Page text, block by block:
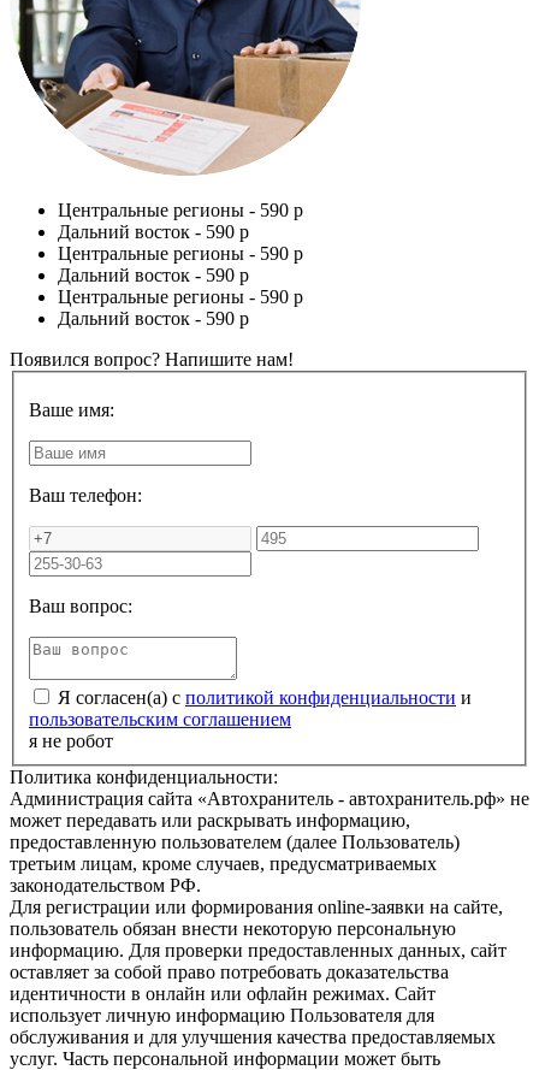
Центральные регионы - 590 р
Дальний восток - 590 р
Центральные регионы - 590 р
Дальний восток - 590 р
Центральные регионы - 590 р
Дальний восток - 590 р
Появился вопрос? Напишите нам!
Ваше имя:
Ваш телефон:
Ваш вопрос:
Я согласен(а) с политикой конфиденциальности и
пользовательским соглашением
я не робот
Политика конфиденциальности:
Администрация сайта «Автохранитель - автохранитель.рф» не
может передавать или раскрывать информацию,
предоставленную пользователем (далее Пользователь)
третьим лицам, кроме случаев, предусматриваемых
законодательством РФ.
Для регистрации или формирования online-заявки на сайте,
пользователь обязан внести некоторую персональную
информацию. Для проверки предоставленных данных, сайт
оставляет за собой право потребовать доказательства
идентичности в онлайн или офлайн режимах. Сайт
использует личную информацию Пользователя для
обслуживания и для улучшения качества предоставляемых
услуг. Часть персональной информации может быть